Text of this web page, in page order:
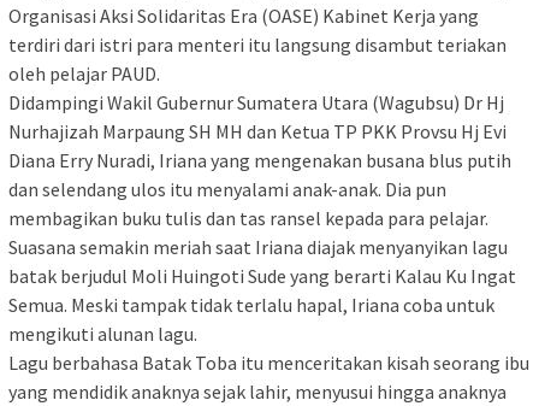
Organisasi Aksi Solidaritas Era (OASE) Kabinet Kerja yang
terdiri dari istri para menteri itu langsung disambut teriakan
oleh pelajar PAUD.
Didampingi Wakil Gubernur Sumatera Utara (Wagubsu) Dr Hj
Nurhajizah Marpaung SH MH dan Ketua TP PKK Provsu Hj Evi
Diana Erry Nuradi, Iriana yang mengenakan busana blus putih
dan selendang ulos itu menyalami anak-anak. Dia pun
membagikan buku tulis dan tas ransel kepada para pelajar.
Suasana semakin meriah saat Iriana diajak menyanyikan lagu
batak berjudul Moli Huingoti Sude yang berarti Kalau Ku Ingat
Semua. Meski tampak tidak terlalu hapal, Iriana coba untuk
mengikuti alunan lagu.
Lagu berbahasa Batak Toba itu menceritakan kisah seorang ibu
yang mendidik anaknya sejak lahir, menyusui hingga anaknya